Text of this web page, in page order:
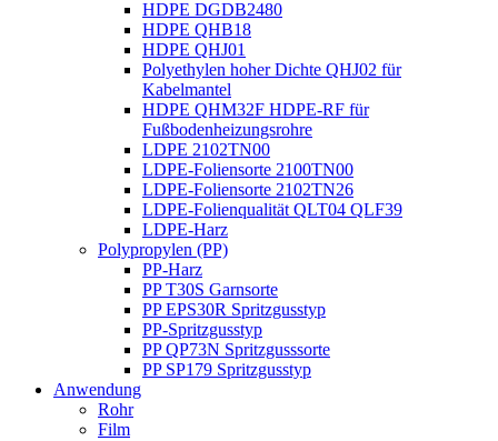
HDPE DGDB2480
HDPE QHB18
HDPE QHJ01
Polyethylen hoher Dichte QHJ02 für
Kabelmantel
HDPE QHM32F HDPE-RF für
Fußbodenheizungsrohre
LDPE 2102TN00
LDPE-Foliensorte 2100TN00
LDPE-Foliensorte 2102TN26
LDPE-Folienqualität QLT04 QLF39
LDPE-Harz
Polypropylen (PP)
PP-Harz
PP T30S Garnsorte
PP EPS30R Spritzgusstyp
PP-Spritzgusstyp
PP QP73N Spritzgusssorte
PP SP179 Spritzgusstyp
Anwendung
Rohr
Film